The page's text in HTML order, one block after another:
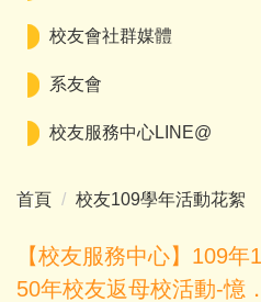
校友會社群媒體
系友會
校友服務中心LINE@
首頁 校友109學年活動花絮
【校友服務中心】109
50年校友返母校活動-憶